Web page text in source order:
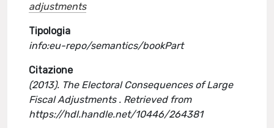
adjustments
Tipologia
info:eu-repo/semantics/bookPart
Citazione
(2013). The Electoral Consequences of Large
Fiscal Adjustments . Retrieved from
https://hdl.handle.net/10446/264381